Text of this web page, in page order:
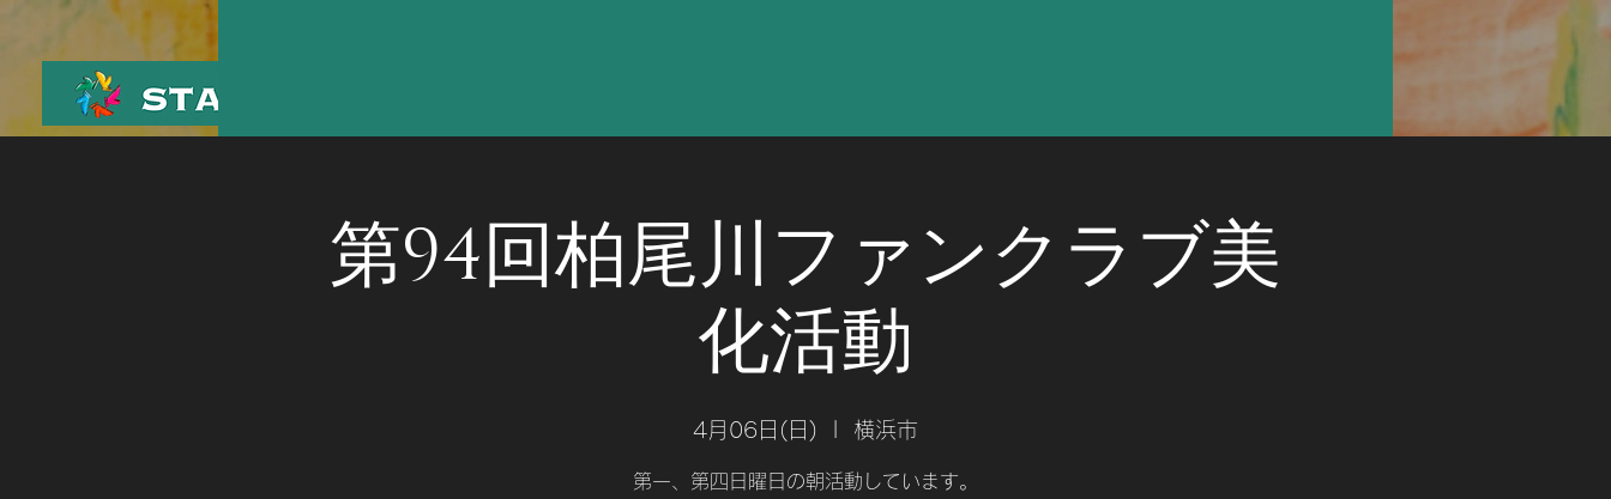
第94回柏尾川ファンクラブ美
化活動
4月06日(日) 横浜市
第一、第四日曜日の朝活動しています。